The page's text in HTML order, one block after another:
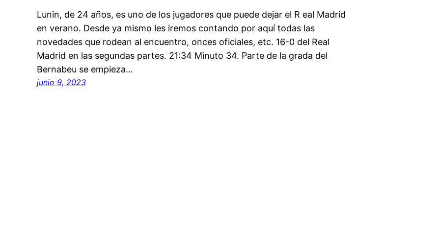
Lunin, de 24 años, es uno de los jugadores que puede dejar el R eal Madrid
en verano. Desde ya mismo les iremos contando por aquí todas las
novedades que rodean al encuentro, onces oficiales, etc. 16-0 del Real
Madrid en las segundas partes. 21:34 Minuto 34. Parte de la grada del
Bernabeu se empieza…
junio 9, 2023